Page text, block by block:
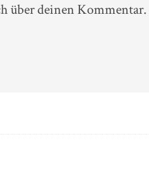
über deinen Kommentar.